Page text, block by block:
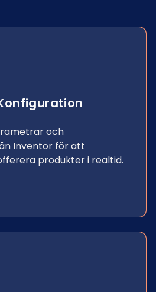
och
Inventor för att
produkter i realtid.